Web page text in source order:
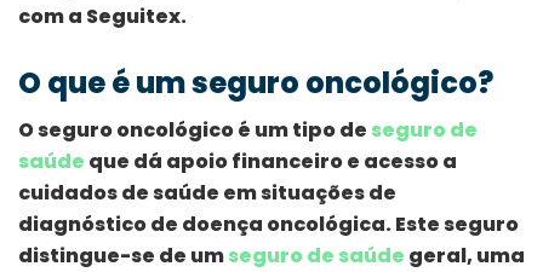
com a Seguitex.
O que é um seguro oncológico?
O seguro oncológico é um tipo de seguro de
saúde que dá apoio financeiro e acesso a
cuidados de saúde em situações de
diagnóstico de doença oncológica. Este seguro
distingue-se de umseguro de saúde geral, uma